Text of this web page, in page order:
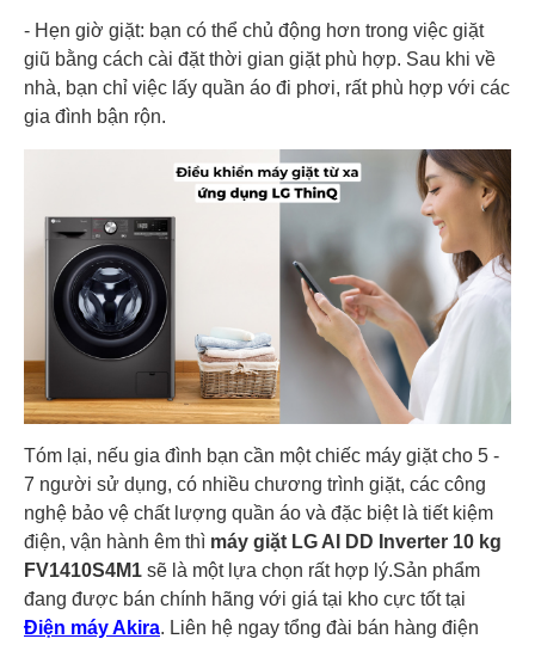
- Hẹn giờ giặt: bạn có thể chủ động hơn trong việc giặt
giũ bằng cách cài đặt thời gian giặt phù hợp. Sau khi về
nhà, bạn chỉ việc lấy quần áo đi phơi, rất phù hợp với các
gia đình bận rộn.
Tóm lại, nếu gia đình bạn cần một chiếc máy giặt cho 5 -
7 người sử dụng, có nhiều chương trình giặt, các công
nghệ bảo vệ chất lượng quần áo và đặc biệt là tiết kiệm
điện, vận hành êm thì máy giặt LG AI DD Inverter 10 kg
FV1410S4M1 sẽ là một lựa chọn rất hợp lý.Sản phẩm
đang được bán chính hãng với giá tại kho cực tốt tại
Điện máy Akira. Liên hệ ngay tổng đài bán hàng điện